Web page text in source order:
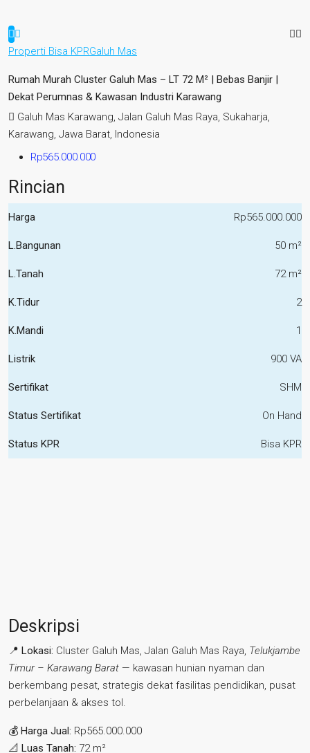
Properti Bisa KPRGaluh Mas
Rumah Murah Cluster Galuh Mas – LT 72 M² | Bebas Banjir |
Dekat Perumnas & Kawasan Industri Karawang
Galuh Mas Karawang, Jalan Galuh Mas Raya, Sukaharja,
Karawang, Jawa Barat, Indonesia
Rp565.000.000
Rincian
Harga Rp565.000.000
L.Bangunan 50 m²
L.Tanah 72 m²
K.Tidur 2
K.Mandi 1
Listrik 900 VA
Sertifikat SHM
Status Sertifikat On Hand
Status KPR Bisa KPR
Deskripsi
📍 Lokasi: Cluster Galuh Mas, Jalan Galuh Mas Raya, Telukjambe
Timur – Karawang Barat — kawasan hunian nyaman dan
berkembang pesat, strategis dekat fasilitas pendidikan, pusat
perbelanjaan & akses tol.
💰 Harga Jual: Rp565.000.000
📐 Luas Tanah: 72 m²